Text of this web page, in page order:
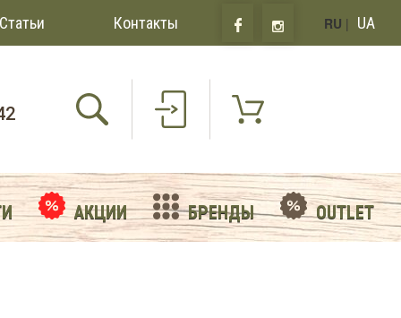
Статьи Контакты RU | UA
АКЦИИ БРЕНДЫ OUTLET